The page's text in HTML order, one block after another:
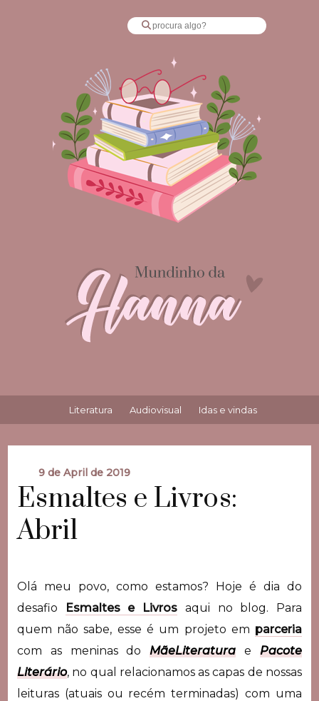
Literatura Audiovisual Idas e vindas
9 de April de 2019
Esmaltes e Livros:
Abril
Olá meu povo, como estamos? Hoje é dia do
desafio
Esmaltes e Livros aqui no blog. Para
quem não sabe, esse é um projeto em parceria
com as meninas doMãeLiteratura ePacote
Literário, no qual relacionamos as capas de nossas
leituras (atuais ou recém terminadas) com uma